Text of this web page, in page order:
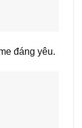
đáng yêu.